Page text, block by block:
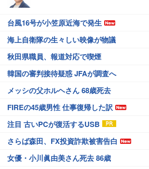
台風16号が小笠原近海で発生
海上自衛隊の生々しい映像が物議
秋田県職員、報道対応で喫煙
韓国の審判接待疑惑 JFAが調査へ
メッシの父ホルヘさん 68歳死去
FIREの45歳男性 仕事復帰した訳
注目 古いPCが復活するUSB
さらば森田、FX投資詐欺被害告白
女優・小川眞由美さん死去 86歳